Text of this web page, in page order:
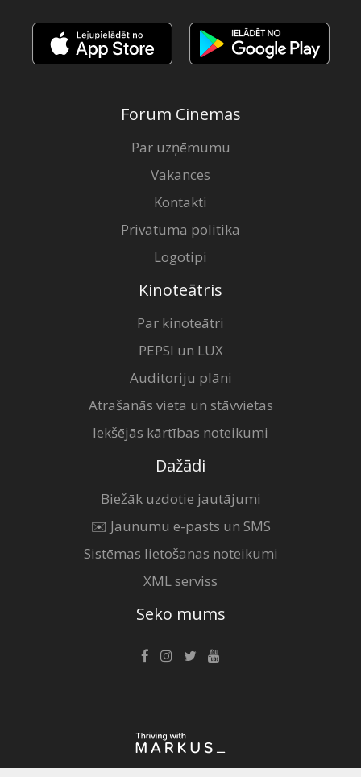
Forum Cinemas
Par uzņēmumu
Vakances
Kontakti
Privātuma politika
Logotipi
Kinoteātris
Par kinoteātri
PEPSI un LUX
Auditoriju plāni
Atrašanās vieta un stāvvietas
Iekšējās kārtības noteikumi
Dažādi
Biežāk uzdotie jautājumi
✉️ Jaunumu e-pasts un SMS
Sistēmas lietošanas noteikumi
XML serviss
Seko mums